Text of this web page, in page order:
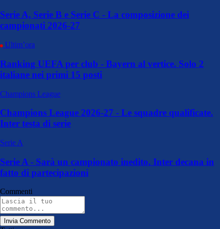
Serie A, Serie B e Serie C - La composizione dei
campionati 2026-27
Ultim’ora
Ranking UEFA per club - Bayern al vertice. Solo 2
italiane nei primi 15 posti
Champions League
Champions League 2026-27 - Le squadre qualificate.
Inter testa di serie
Serie A
Serie A - Sarà un campionato inedito. Inter decana in
fatto di partecipazioni
Commenti
Invia Commento